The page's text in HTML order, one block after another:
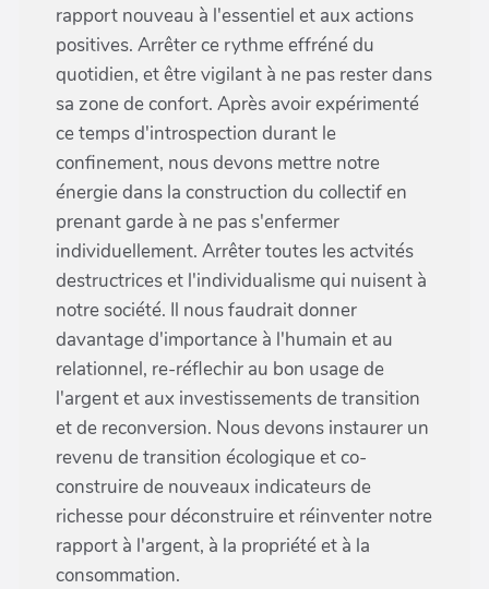
rapport nouveau à l'essentiel et aux actions
positives. Arrêter ce rythme effréné du
quotidien, et être vigilant à ne pas rester dans
sa zone de confort. Après avoir expérimenté
ce temps d'introspection durant le
confinement, nous devons mettre notre
énergie dans la construction du collectif en
prenant garde à ne pas s'enfermer
individuellement. Arrêter toutes les actvités
destructrices et l'individualisme qui nuisent à
notre société. Il nous faudrait donner
davantage d'importance à l'humain et au
relationnel, re-réflechir au bon usage de
l'argent et aux investissements de transition
et de reconversion. Nous devons instaurer un
revenu de transition écologique et co-
construire de nouveaux indicateurs de
richesse pour déconstruire et réinventer notre
rapport à l'argent, à la propriété et à la
consommation.